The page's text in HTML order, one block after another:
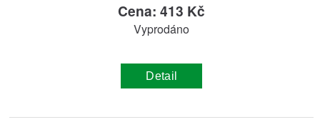
Cena: 413 Kč
Vyprodáno
Detail